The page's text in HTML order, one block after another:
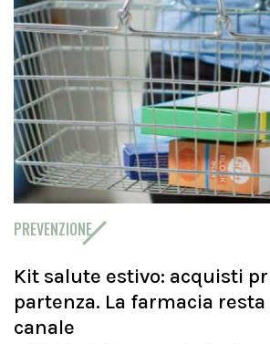
PREVENZIONE
Kit salute estivo: acquisti
partenza. La farmacia
canale